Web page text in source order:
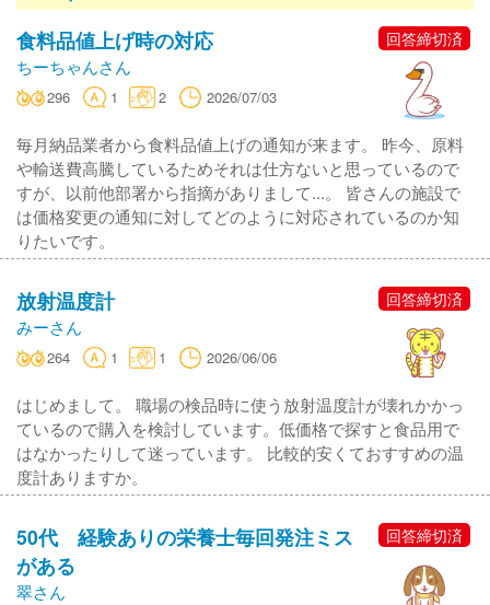
食料品値上げ時の対応
ちーちゃんさん
296 1 2 2026/07/03
回答締切済
毎月納品業者から食料品値上げの通知が来ます。 昨今、原料
や輸送費高騰しているためそれは仕方ないと思っているので
すが、以前他部署から指摘がありまして...。 皆さんの施設で
は価格変更の通知に対してどのように対応されているのか知
りたいです。
放射温度計
みーさん
264 1 1 2026/06/06
回答締切済
はじめまして。 職場の検品時に使う放射温度計が壊れかかっ
ているので購入を検討しています。低価格で探すと食品用で
はなかったりして迷っています。 比較的安くておすすめの温
度計ありますか。
50代 経験ありの栄養士毎回発注ミス
がある
翠さん
回答締切済